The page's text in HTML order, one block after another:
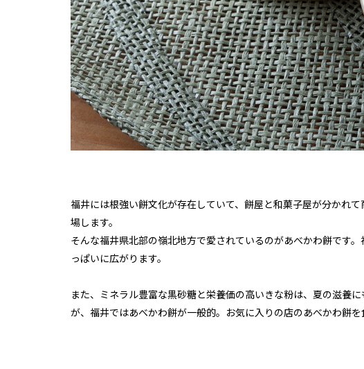
福井には根強い餅文化が存在していて、餅屋と和菓子屋が分かれ
場します。
そんな福井県北部の嶺北地方で愛されているのがあべかわ餅です
っぱいに広がります。
また、ミネラル豊富な黒砂糖と栄養価の高いきな粉は、夏の滋養
が、福井ではあべかわ餅が一般的。お気に入りの店のあべかわ餅